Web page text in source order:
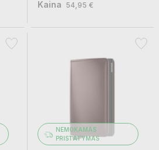
Kaina 54,95 €
NEMOKAMAS
PRISTATYMAS